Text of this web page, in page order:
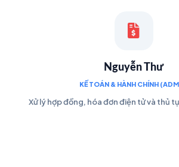
Nguyễn Thư
KẾ TOÁN & HÀNH CHÍNH
Xử lý hợp đồng, hóa đơn điện tử và thủ